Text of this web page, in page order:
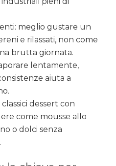
meglio gustare un
e rilassati, non come
brutta giornata.
lentamente,
aiuta a
dessert con
come mousse allo
o dolci senza